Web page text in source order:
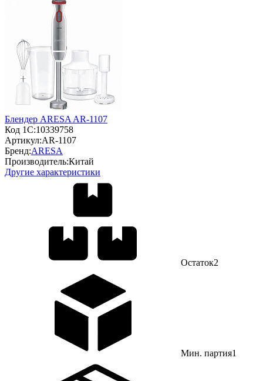
Блендер ARESA AR-1107
Код 1С:10339758
Артикул:AR-1107
Бренд:ARESA
Производитель:Китай
Другие характеристики
Остаток2
Мин. партия1